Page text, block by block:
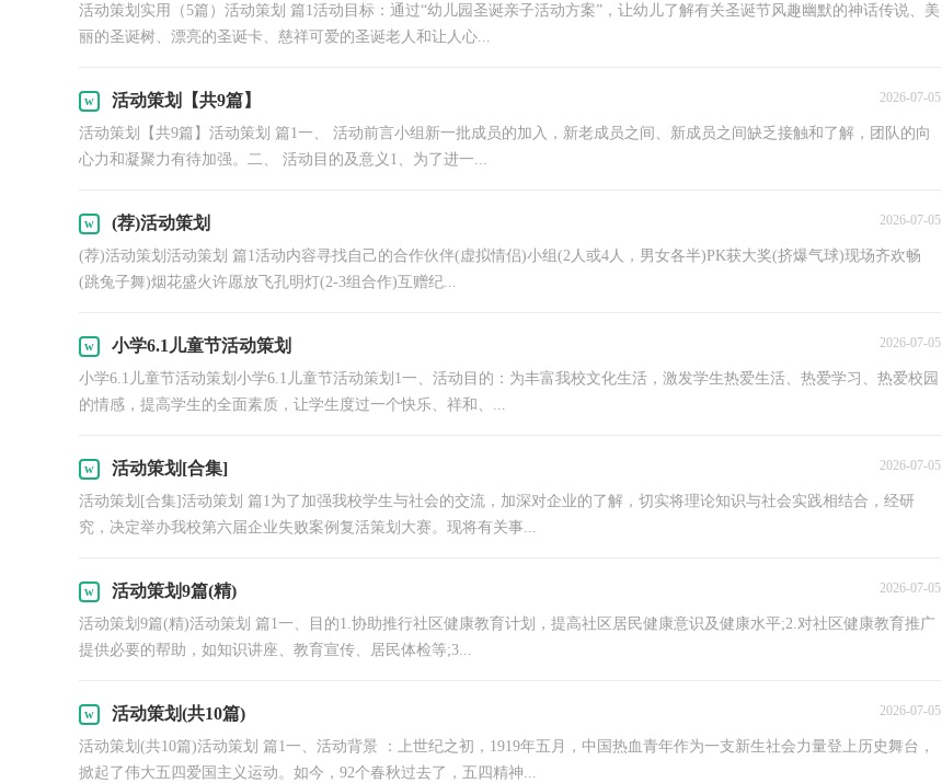
活动策划实用（5篇）活动策划 篇1活动目标：通过“幼儿园圣诞亲子活动方案”，让幼儿了解有关圣诞节风趣幽默的神话传说、美
丽的圣诞树、漂亮的圣诞卡、慈祥可爱的圣诞老人和让人心...
活动策划【共9篇】 2026-07-05
活动策划【共9篇】活动策划 篇1一、 活动前言小组新一批成员的加入，新老成员之间、新成员之间缺乏接触和了解，团队的向
心力和凝聚力有待加强。二、 活动目的及意义1、为了进一...
(荐)活动策划 2026-07-05
(荐)活动策划活动策划 篇1活动内容寻找自己的合作伙伴(虚拟情侣)小组(2人或4人，男女各半)PK获大奖(挤爆气球)现场齐欢畅
(跳兔子舞)烟花盛火许愿放飞孔明灯(2-3组合作)互赠纪...
小学6.1儿童节活动策划 2026-07-05
小学6.1儿童节活动策划小学6.1儿童节活动策划1一、活动目的：为丰富我校文化生活，激发学生热爱生活、热爱学习、热爱校园
的情感，提高学生的全面素质，让学生度过一个快乐、祥和、...
活动策划[合集] 2026-07-05
活动策划[合集]活动策划 篇1为了加强我校学生与社会的交流，加深对企业的了解，切实将理论知识与社会实践相结合，经研
究，决定举办我校第六届企业失败案例复活策划大赛。现将有关事...
活动策划9篇(精) 2026-07-05
活动策划9篇(精)活动策划 篇1一、目的1.协助推行社区健康教育计划，提高社区居民健康意识及健康水平;2.对社区健康教育推广
提供必要的帮助，如知识讲座、教育宣传、居民体检等;3...
活动策划(共10篇) 2026-07-05
活动策划(共10篇)活动策划 篇1一、活动背景 ：上世纪之初，1919年五月，中国热血青年作为一支新生社会力量登上历史舞台，
掀起了伟大五四爱国主义运动。如今，92个春秋过去了，五四精神...